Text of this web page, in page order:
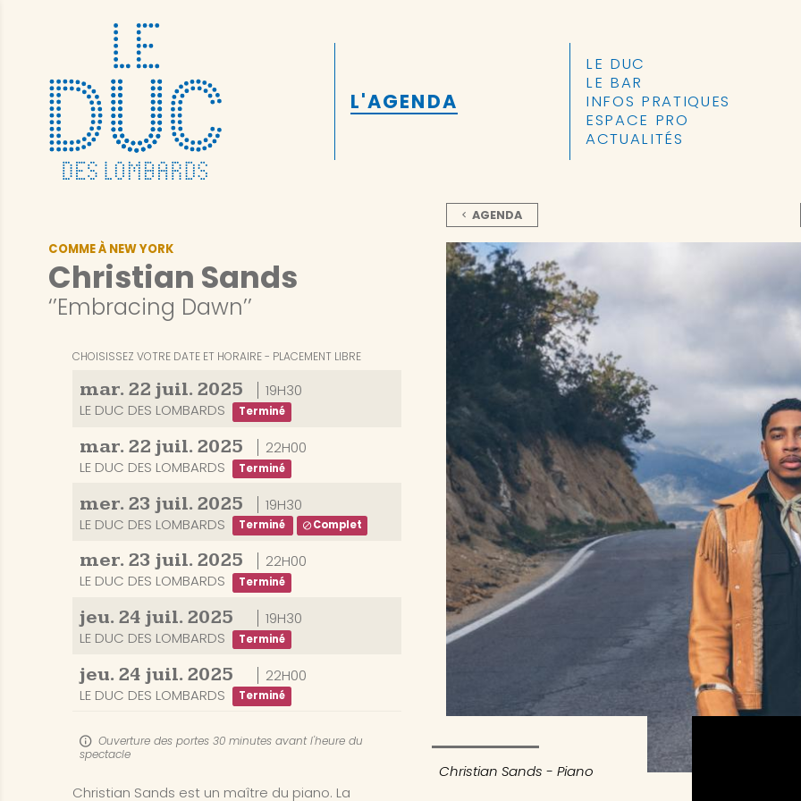
L'AGENDA
LE DUC
LE BAR
INFOS PRATIQUES
ESPACE PRO
ACTUALITÉS
AGENDA
COMME À NEW YORK
Christian Sands
‘’Embracing Dawn’’
CHOISISSEZ VOTRE DATE ET HORAIRE PLACEMENT LIBRE
mar. 22 juil. 2025
19H30
LE DUC DES LOMBARDS
Terminé
mar. 22 juil. 2025
22H00
LE DUC DES LOMBARDS
Terminé
mer. 23 juil. 2025
19H30
LE DUC DES LOMBARDS
Terminé Complet
mer. 23 juil. 2025
22H00
LE DUC DES LOMBARDS
Terminé
jeu. 24 juil. 2025
19H30
LE DUC DES LOMBARDS
Terminé
jeu. 24 juil. 2025
22H00
LE DUC DES LOMBARDS
Terminé
Ouverture des portes 30 minutes avant l'heure du
spectacle
Christian Sands est un maître du piano. La
Christian Sands - Piano